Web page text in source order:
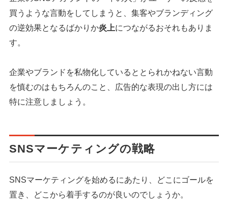
買うような言動をしてしまうと、集客やブランディング
の逆効果となるばかりか炎上につながるおそれもありま
す。
企業やブランドを私物化しているととられかねない言動
を慎むのはもちろんのこと、広告的な表現の出し方には
特に注意しましょう。
SNSマーケティングの戦略
SNSマーケティングを始めるにあたり、どこにゴールを
置き、どこから着手するのが良いのでしょうか。